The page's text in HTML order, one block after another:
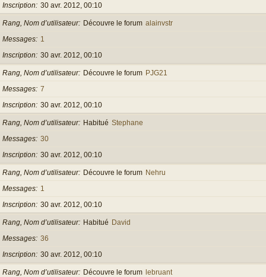
Inscription
30 avr. 2012, 00:10
Rang, Nom d’utilisateur Découvre le forum alainvstr
Messages
1
Inscription
30 avr. 2012, 00:10
Rang, Nom d’utilisateur Découvre le forum PJG21
Messages 7
Inscription
30 avr. 2012, 00:10
Rang, Nom d’utilisateur Habitué Stephane
Messages 30
Inscription
30 avr. 2012, 00:10
Rang, Nom d’utilisateur Découvre le forum Nehru
Messages
1
Inscription
30 avr. 2012, 00:10
Rang, Nom d’utilisateur Habitué David
Messages 36
Inscription
30 avr. 2012, 00:10
Rang, Nom d’utilisateur Découvre le forum lebruant